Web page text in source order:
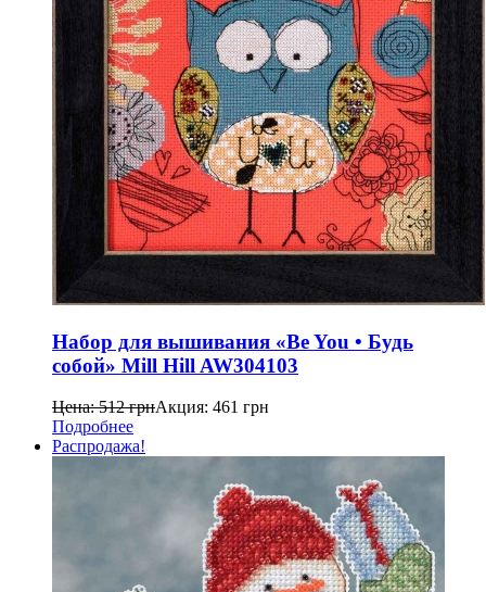
Набор для вышивания «Be You • Будь
собой» Mill Hill AW304103
Цена:512грнАкция: 461 грн
Подробнее
Распродажа!